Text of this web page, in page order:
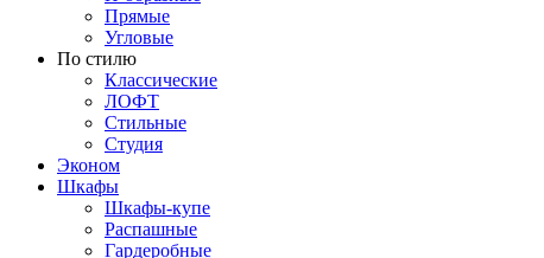
Прямые
Угловые
По стилю
Классические
ЛОФТ
Стильные
Студия
Эконом
Шкафы
Шкафы-купе
Распашные
Гардеробные